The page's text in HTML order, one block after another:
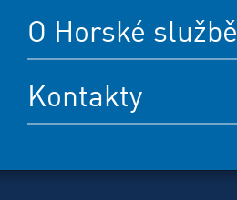
O Horské službě
Kontakty